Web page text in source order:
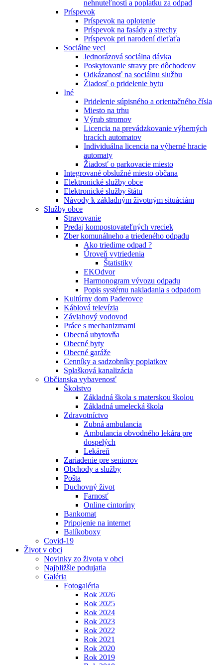
nehnuteľnosti a poplatku za odpad
Príspevok
Príspevok na oplotenie
Príspevok na fasády a strechy
Príspevok pri narodení dieťaťa
Sociálne veci
Jednorázová sociálna dávka
Poskytovanie stravy pre dôchodcov
Odkázanosť na sociálnu službu
Žiadosť o pridelenie bytu
Iné
Pridelenie súpisného a orientačného čísla
Miesto na trhu
Výrub stromov
Licencia na prevádzkovanie výherných
hracích automatov
Individuálna licencia na výherné hracie
automaty
Žiadosť o parkovacie miesto
Integrované obslužné miesto občana
Elektronické služby obce
Elektronické služby štátu
Návody k základným životným situáciám
Služby obce
Stravovanie
Predaj kompostovateľných vreciek
Zber komunálneho a triedeného odpadu
Ako triedime odpad ?
Úroveň vytriedenia
Štatistiky
EKOdvor
Harmonogram vývozu odpadu
Popis systému nakladania s odpadom
Kultúrny dom Paderovce
Káblová televízia
Závlahový vodovod
Práce s mechanizmami
Obecná ubytovňa
Obecné byty
Obecné garáže
Cenníky a sadzobníky poplatkov
Splašková kanalizácia
Občianska vybavenosť
Školstvo
Základná škola s materskou školou
Základná umelecká škola
Zdravotníctvo
Zubná ambulancia
Ambulancia obvodného lekára pre
dospelých
Lekáreň
Zariadenie pre seniorov
Obchody a služby
Pošta
Duchovný život
Farnosť
Online cintoríny
Bankomat
Pripojenie na internet
Balíkoboxy
Covid-19
Život v obci
Novinky zo života v obci
Najbližšie podujatia
Galéria
Fotogaléria
Rok 2026
Rok 2025
Rok 2024
Rok 2023
Rok 2022
Rok 2021
Rok 2020
Rok 2019